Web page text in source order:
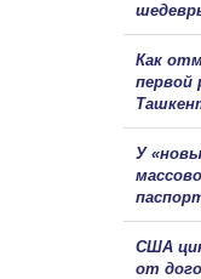
Как
первой
У
США
от